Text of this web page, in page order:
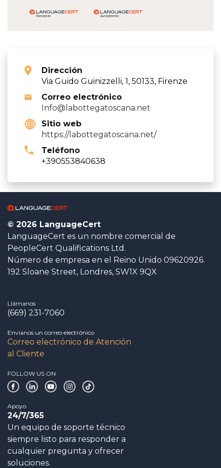
Dirección
Via Guido Guinizzelli, 1, 50133, Firenze
Correo electrónico
Info@labottegatoscana.net
Sitio web
https://labottegatoscana.net/
Teléfono
+390553840638
© 2026 LanguageCert
LanguageCert es un nombre comercial de
PeopleCert Qualifications Ltd.
Número de empresa en el Reino Unido 09620926.
192 Sloane Street, Londres, SW1X 9QX
Llámanos
(669) 231-7060
Envíanos un correo electrónico
Correo electrónico de Atención
al Cliente
FOLLOW US ON
Apoyo
24/7/365
Un equipo de soporte técnico
siempre listo para responder a
cualquier pregunta y ofrecer
soluciones.